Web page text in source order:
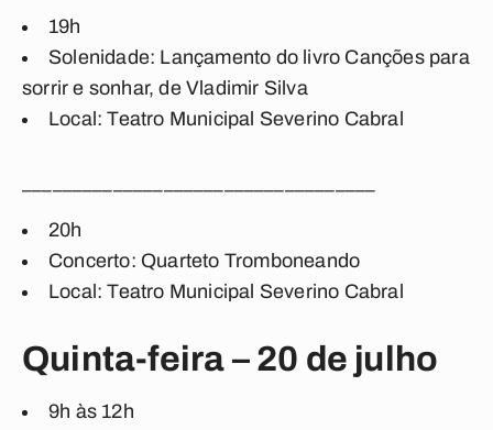
19h
Solenidade: Lançamento do livro Canções para
sorrir e sonhar, de Vladimir Silva
Local: Teatro Municipal Severino Cabral
20h
Concerto: Quarteto Tromboneando
Local: Teatro Municipal Severino Cabral
Quinta-feira – 20 de julho
9h às 12h